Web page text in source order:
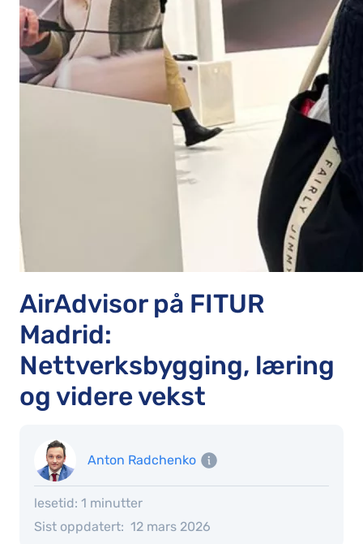
AirAdvisor på FITUR
Madrid:
Nettverksbygging, læring
og videre vekst
Anton Radchenko
lesetid: 1 minutter
Sist oppdatert: 12 mars 2026